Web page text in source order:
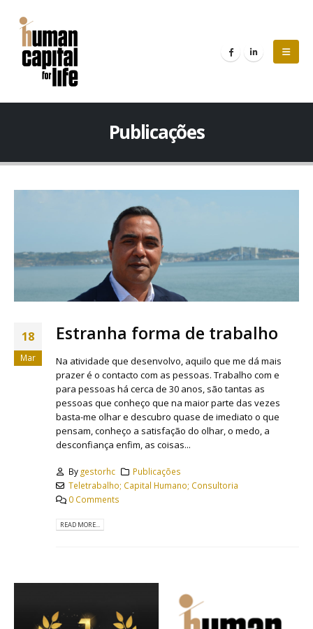
Publicações
18
Mar
Estranha forma de trabalho
Na atividade que desenvolvo, aquilo que me dá mais
prazer é o contacto com as pessoas. Trabalho com e
para pessoas há cerca de 30 anos, são tantas as
pessoas que conheço que na maior parte das vezes
basta-me olhar e descubro quase de imediato o que
pensam, conheço a satisfação do olhar, o medo, a
desconfiança enfim, as coisas...
By gestorhc
Publicações
Teletrabalho; Capital Humano; Consultoria
0 Comments
READ MORE...